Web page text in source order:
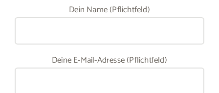
Dein Name (Pflichtfeld)
Deine E-Mail-Adresse (Pflichtfeld)